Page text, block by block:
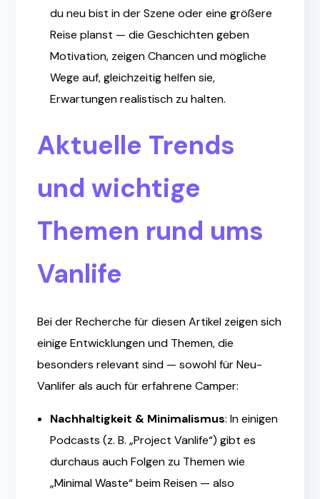
du neu bist in der Szene oder eine größere
Reise planst — die Geschichten geben
Motivation, zeigen Chancen und mögliche
Wege auf, gleichzeitig helfen sie,
Erwartungen realistisch zu halten.
Aktuelle Trends
und wichtige
Themen rund ums
Vanlife
Bei der Recherche für diesen Artikel zeigen sich
einige Entwicklungen und Themen, die
besonders relevant sind — sowohl für Neu-
Vanlifer als auch für erfahrene Camper:
Nachhaltigkeit & Minimalismus: In einigen
Podcasts (z. B. „Project Vanlife“) gibt es
durchaus auch Folgen zu Themen wie
„Minimal Waste“ beim Reisen — also